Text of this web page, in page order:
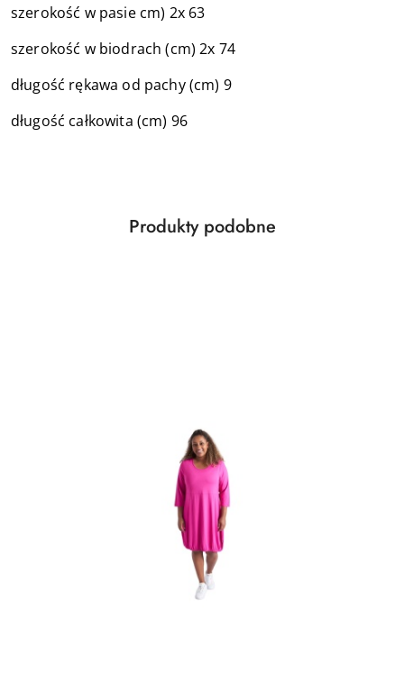
szerokość w pasie cm) 2x 63
szerokość w biodrach (cm) 2x 74
długość rękawa od pachy (cm) 9
długość całkowita (cm) 96
Pomiń karuzelę produktów
Produkty
Produkty podobne